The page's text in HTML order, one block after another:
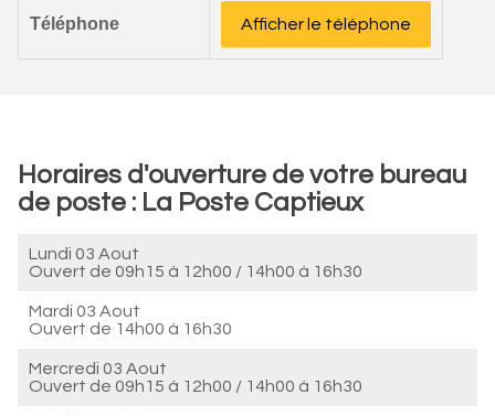
Téléphone Afficher le téléphone
Horaires d'ouverture de votre bureau
de poste : La Poste Captieux
Lundi 03 Aout
Ouvert de 09h15 à 12h00 / 14h00 à 16h30
Mardi 03 Aout
Ouvert de 14h00 à 16h30
Mercredi 03 Aout
Ouvert de 09h15 à 12h00 / 14h00 à 16h30